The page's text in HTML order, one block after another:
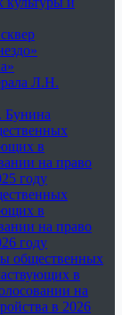
Л.Н.
в
на право
году
в
на право
году
общественных
в
на
в 2026